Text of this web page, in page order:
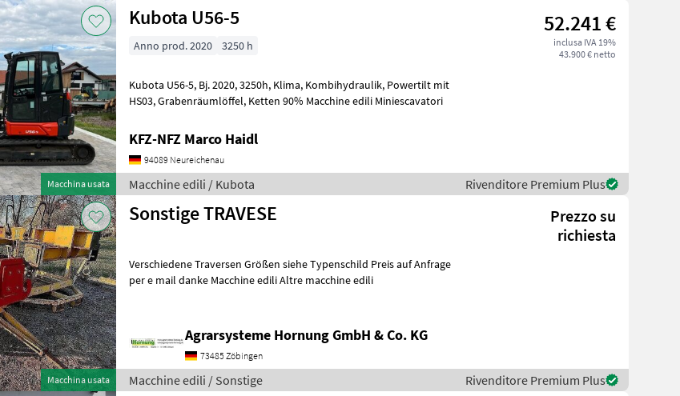
Macchina usata
Kubota U56-5 52.241 €
inclusa IVA 19%
43.900 € netto
Anno prod. 2020 3250 h
Kubota U56-5, Bj. 2020, 3250h, Klima, Kombihydraulik, Powertilt mit
HS03, Grabenräumlöffel, Ketten 90% Macchine edili Miniescavatori
KFZ-NFZ Marco Haidl
94089 Neureichenau
Macchine edili / Kubota Rivenditore Premium Plus
Macchina usata
Sonstige TRAVESE
Prezzo su
richiesta
Verschiedene Traversen Größen siehe Typenschild Preis auf Anfrage
per e mail danke Macchine edili Altre macchine edili
Agrarsysteme Hornung GmbH & Co. KG
73485 Zöbingen
Macchine edili / Sonstige Rivenditore Premium Plus